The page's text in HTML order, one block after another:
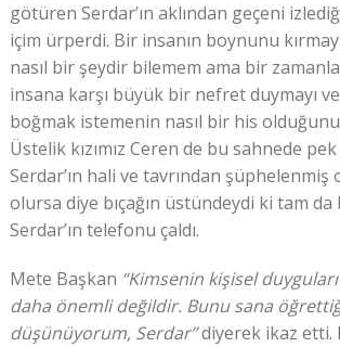
götüren Serdar’ın aklından geçeni
içim ürperdi. Bir insanın boynunu
nasıl bir şeydir bilemem ama bir
insana karşı büyük bir nefret duymayı
boğmak istemenin nasıl bir his
Üstelik kızımız Ceren de bu sahnede
Serdar’ın hali ve tavrından şüphelenmiş
olursa diye bıçağın üstündeydi ki tam da
Serdar’ın telefonu çaldı.
Mete Başkan “Kimsenin kişisel
daha önemli değildir. Bunu sana
düşünüyorum, Serdar”diyerek ikaz etti.